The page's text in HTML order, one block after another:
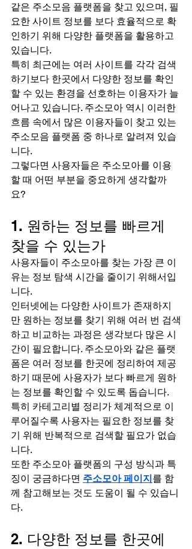
같은 주소모음 플랫폼을 찾고 있으며, 필
요한 사이트 정보를 보다 효율적으로 확
인하기 위해 다양한 플랫폼을 활용하고
있습니다.
특히 최근에는 여러 사이트를 각각 검색
하기보다 한곳에서 다양한 정보를 확인
할 수 있는 환경을 선호하는 이용자가 늘
어나고 있습니다. 주소모아 역시 이러한
흐름 속에서 많은 이용자들이 찾고 있는
주소모음 플랫폼 중 하나로 알려져 있습
니다.
그렇다면 사용자들은 주소모아를 이용
할 때 어떤 부분을 중요하게 생각할까
요?
1. 원하는 정보를 빠르게
찾을 수 있는가
사용자들이 주소모아를 찾는 가장 큰 이
유는 정보 탐색 시간을 줄이기 위해서입
니다.
인터넷에는 다양한 사이트가 존재하지
만 원하는 정보를 찾기 위해 여러 번 검색
하고 비교하는 과정은 생각보다 많은 시
간이 필요합니다. 주소모아와 같은 플랫
폼은 여러 정보를 한곳에 정리하여 제공
하기 때문에 사용자가 보다 빠르게 원하
는 정보를 확인할 수 있도록 돕습니다.
특히 카테고리별 정리가 체계적으로 이
루어질수록 사용자는 필요한 정보를 찾
기 위해 반복적으로 검색할 필요가 없습
니다.
또한 주소모아 플랫폼의 구성 방식과 특
징이 궁금하다면 주소모아 페이지를 함
께 참고해보는 것도 도움이 될 수 있습니
다.
2. 다양한 정보를 한곳에